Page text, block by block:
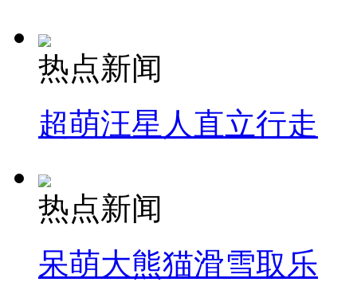
热点新闻
超萌汪星人直立行走
热点新闻
呆萌大熊猫滑雪取乐